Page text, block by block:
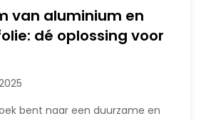
van aluminium en
dé oplossing voor
bent naar een duurzame en